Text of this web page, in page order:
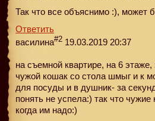
Так что все объяснимо :),
Ответить
василина#2 19.03.2019 20:37
на съемной квартире, на 6
чужой кошак со стола шмыг и к
для посуды и в душник- за
понять не успела:) так что
когда им надо:)